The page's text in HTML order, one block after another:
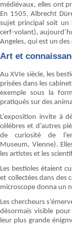
médiévaux, elles ont
En 1505, Albrecht
sujet principal soit un
cerf-volant),
Angeles, qui est un des
Art et
Au XVIe siècle, les
prisées dans les
exemple sous la
pratiqués sur des
L’exposition invite à
célèbres et d’autres
de curiosité de
Museum, Vienne).
les artistes et les
Les bestioles étaient
et collectées dans des
microscope donna un
Les chercheurs
désormais visible
leur plus grande